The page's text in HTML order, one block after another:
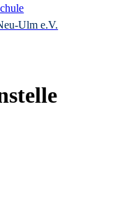
Ulm e.V.